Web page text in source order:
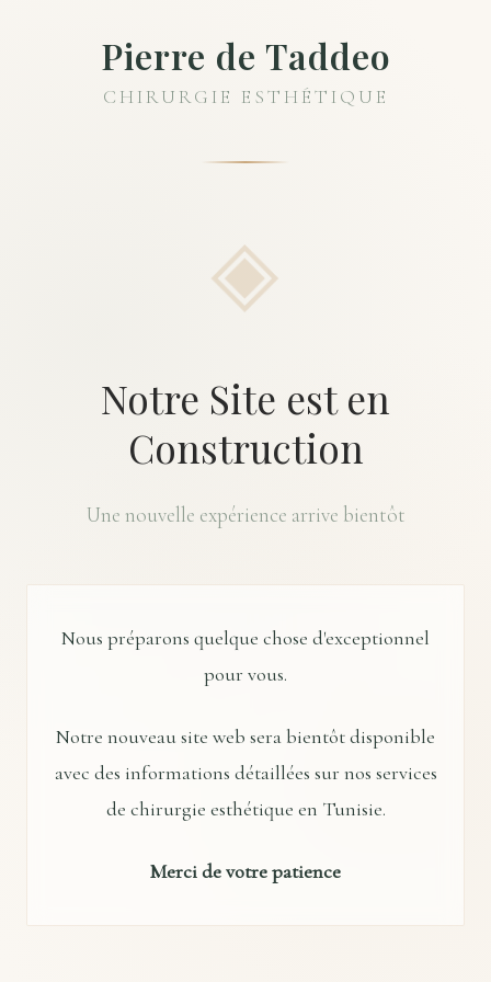
Pierre de Taddeo
CHIRURGIE ESTHÉTIQUE
Notre Site est en
Construction
Une nouvelle expérience arrive bientôt
Nous préparons quelque chose d'exceptionnel
pour vous.
Notre nouveau site web sera bientôt disponible
avec des informations détaillées sur nos services
de chirurgie esthétique en Tunisie.
Merci de votre patience